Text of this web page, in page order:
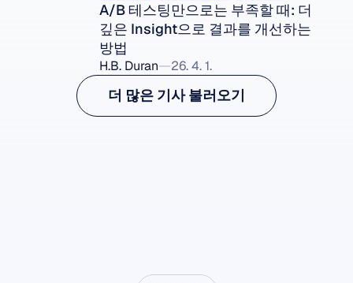
A/B 테스팅만으로는 부족할 때: 더
깊은 Insight으로 결과를 개선하는
방법
H.B. Duran 26. 4. 1.
더 많은 기사 불러오기